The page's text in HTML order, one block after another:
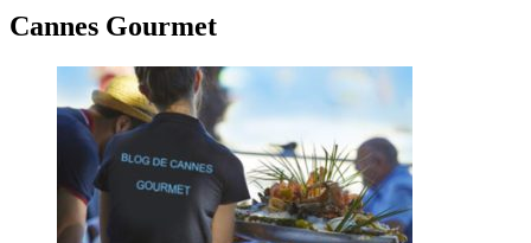
Cannes Gourmet